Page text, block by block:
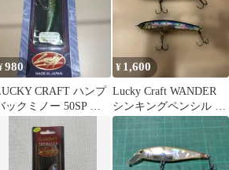
980
CRAFT ハンプ
ックミノー 50SP ミ
¥ 1,600
Lucky Craft WANDER
シンキングペンシル 2
本セット